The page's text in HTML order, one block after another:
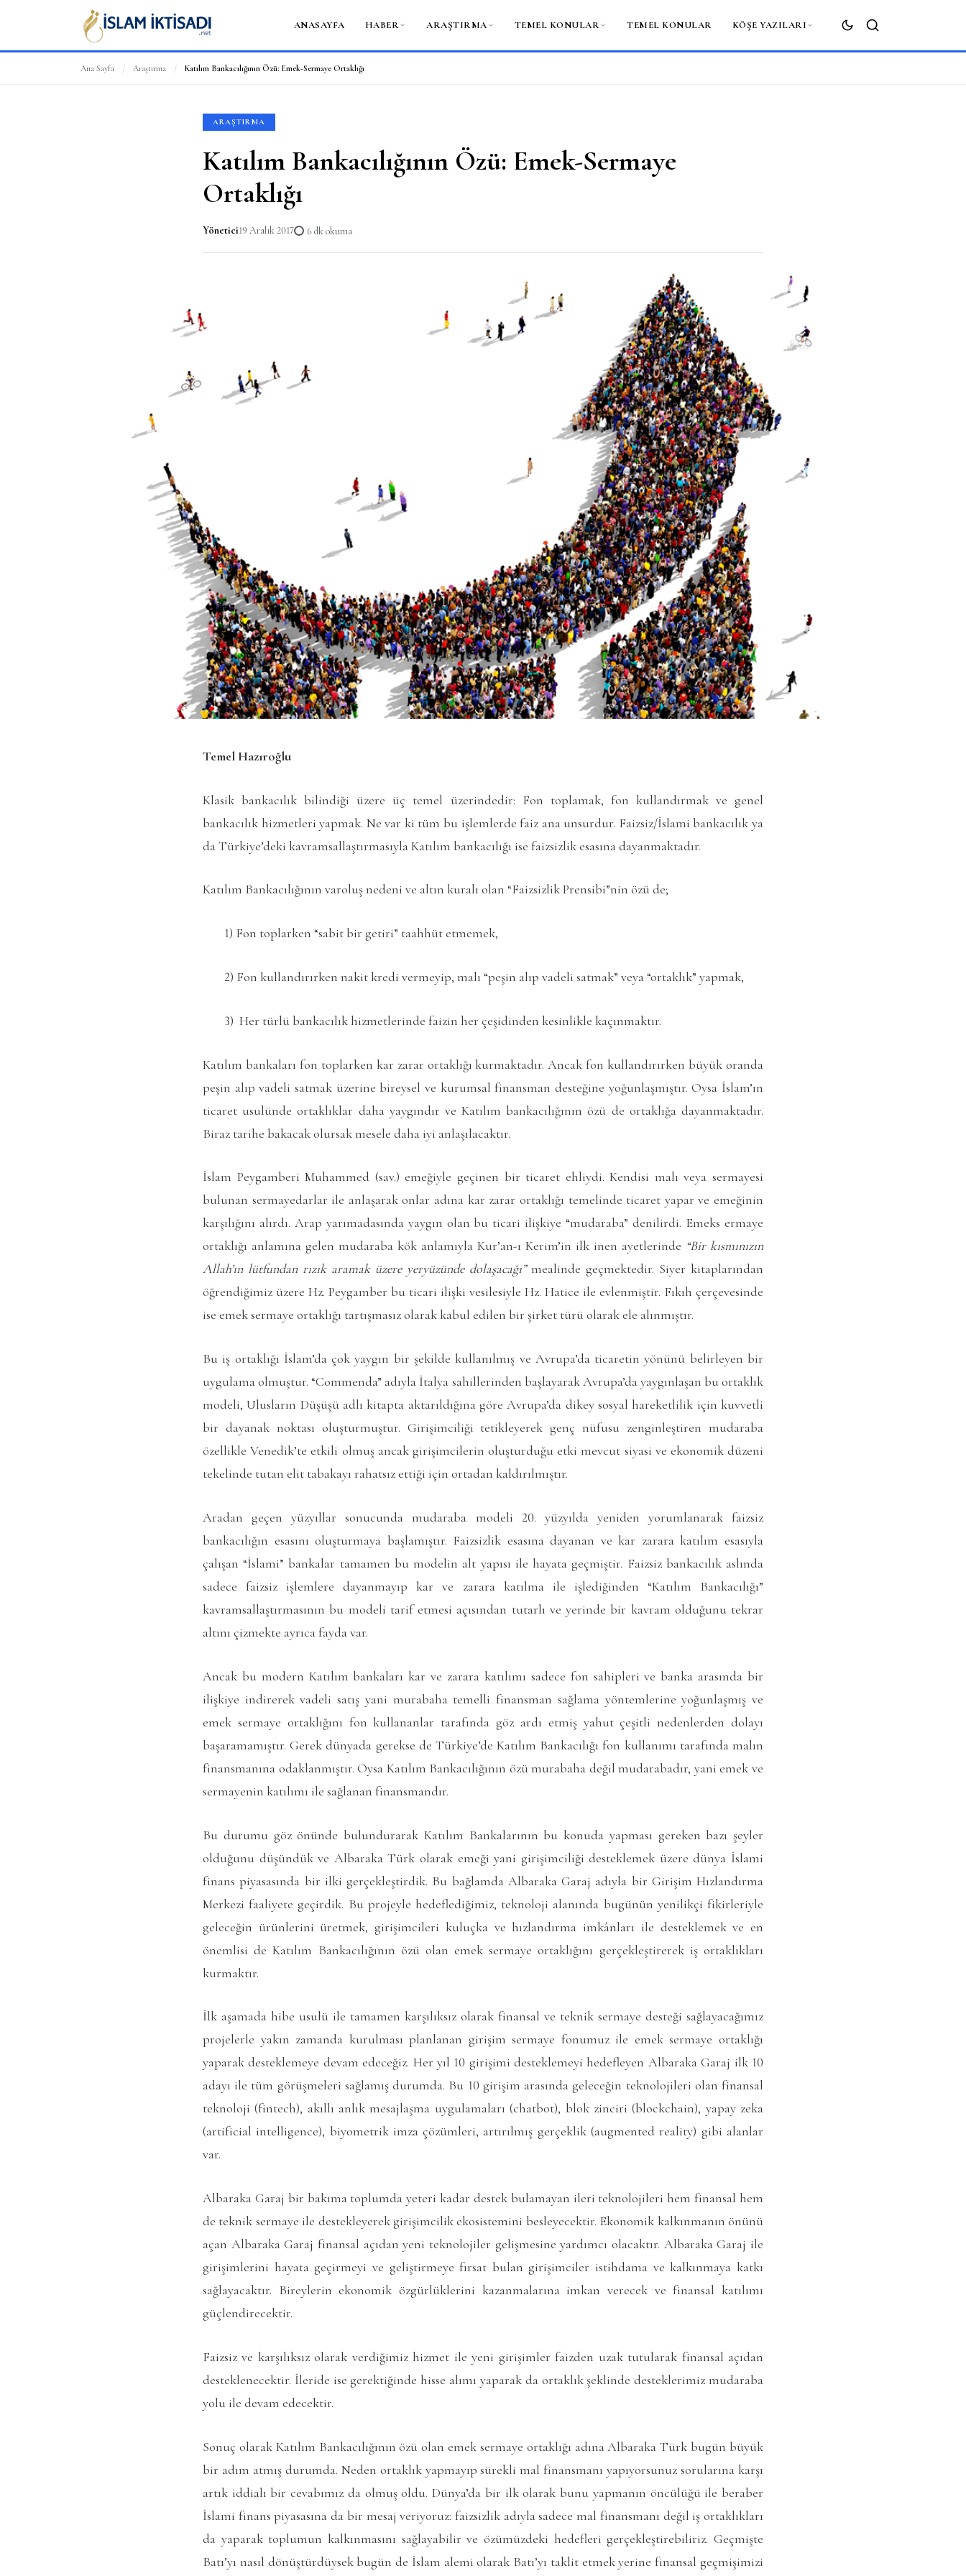
ANASAYFA HABER ARAŞTIRMA TEMEL KONULAR TEMEL KONULAR KÖŞE YAZILARI
ARA
Ana Sayfa / Araştırma / Katılım Bankacılığının Özü: Emek-Sermaye Ortaklığı
ARAŞTIRMA
Katılım Bankacılığının Özü: Emek-Sermaye
Ortaklığı
Yönetici19 Aralık 2017 6 dk okuma
Temel Hazıroğlu
Klasik bankacılık bilindiği üzere üç temel üzerindedir: Fon toplamak, fon kullandırmak ve genel
bankacılık hizmetleri yapmak. Ne var ki tüm bu işlemlerde faiz ana unsurdur. Faizsiz/İslami bankacılık ya
da Türkiye’deki kavramsallaştırmasıyla Katılım bankacılığı ise faizsizlik esasına dayanmaktadır.
Katılım Bankacılığının varoluş nedeni ve altın kuralı olan “Faizsizlik Prensibi”nin özü de;
1) Fon toplarken “sabit bir getiri” taahhüt etmemek,
2) Fon kullandırırken nakit kredi vermeyip, malı “peşin alıp vadeli satmak” veya “ortaklık” yapmak,
3) Her türlü bankacılık hizmetlerinde faizin her çeşidinden kesinlikle kaçınmaktır.
Katılım bankaları fon toplarken kar zarar ortaklığı kurmaktadır. Ancak fon kullandırırken büyük oranda
peşin alıp vadeli satmak üzerine bireysel ve kurumsal finansman desteğine yoğunlaşmıştır. Oysa İslam’ın
ticaret usulünde ortaklıklar daha yaygındır ve Katılım bankacılığının özü de ortaklığa dayanmaktadır.
Biraz tarihe bakacak olursak mesele daha iyi anlaşılacaktır.
İslam Peygamberi Muhammed (sav.) emeğiyle geçinen bir ticaret ehliydi. Kendisi malı veya sermayesi
bulunan sermayedarlar ile anlaşarak onlar adına kar zarar ortaklığı temelinde ticaret yapar ve emeğinin
karşılığını alırdı. Arap yarımadasında yaygın olan bu ticari ilişkiye “mudaraba” denilirdi. Emeks ermaye
ortaklığı anlamına gelen mudaraba kök anlamıyla Kur’an-ı Kerim’in ilk inen ayetlerinde “Bir kısmınızın
Allah’ın lütfundan rızık aramak üzere yeryüzünde dolaşacağı”mealinde geçmektedir. Siyer kitaplarından
öğrendiğimiz üzere Hz. Peygamber bu ticari ilişki vesilesiyle Hz. Hatice ile evlenmiştir. Fıkıh çerçevesinde
ise emek sermaye ortaklığı tartışmasız olarak kabul edilen bir şirket türü olarak ele alınmıştır.
Bu iş ortaklığı İslam’da çok yaygın bir şekilde kullanılmış ve Avrupa’da ticaretin yönünü belirleyen bir
uygulama olmuştur. “Commenda” adıyla İtalya sahillerinden başlayarak Avrupa’da yaygınlaşan bu ortaklık
modeli, Ulusların Düşüşü adlı kitapta aktarıldığına göre Avrupa’da dikey sosyal hareketlilik için kuvvetli
bir dayanak noktası oluşturmuştur. Girişimciliği tetikleyerek genç nüfusu zenginleştiren mudaraba
özellikle Venedik’te etkili olmuş ancak girişimcilerin oluşturduğu etki mevcut siyasi ve ekonomik düzeni
tekelinde tutan elit tabakayı rahatsız ettiği için ortadan kaldırılmıştır.
Aradan geçen yüzyıllar sonucunda mudaraba modeli 20. yüzyılda yeniden yorumlanarak faizsiz
bankacılığın esasını oluşturmaya başlamıştır. Faizsizlik esasına dayanan ve kar zarara katılım esasıyla
çalışan “İslami” bankalar tamamen bu modelin alt yapısı ile hayata geçmiştir. Faizsiz bankacılık aslında
sadece faizsiz işlemlere dayanmayıp kar ve zarara katılma ile işlediğinden “Katılım Bankacılığı”
kavramsallaştırmasının bu modeli tarif etmesi açısından tutarlı ve yerinde bir kavram olduğunu tekrar
altını çizmekte ayrıca fayda var.
Ancak bu modern Katılım bankaları kar ve zarara katılımı sadece fon sahipleri ve banka arasında bir
ilişkiye indirerek vadeli satış yani murabaha temelli finansman sağlama yöntemlerine yoğunlaşmış ve
emek sermaye ortaklığını fon kullananlar tarafında göz ardı etmiş yahut çeşitli nedenlerden dolayı
başaramamıştır. Gerek dünyada gerekse de Türkiye’de Katılım Bankacılığı fon kullanımı tarafında malın
finansmanına odaklanmıştır. Oysa Katılım Bankacılığının özü murabaha değil mudarabadır, yani emek ve
sermayenin katılımı ile sağlanan finansmandır.
Bu durumu göz önünde bulundurarak Katılım Bankalarının bu konuda yapması gereken bazı şeyler
olduğunu düşündük ve Albaraka Türk olarak emeği yani girişimciliği desteklemek üzere dünya İslami
finans piyasasında bir ilki gerçekleştirdik. Bu bağlamda Albaraka Garaj adıyla bir Girişim Hızlandırma
Merkezi faaliyete geçirdik. Bu projeyle hedeflediğimiz, teknoloji alanında bugünün yenilikçi fikirleriyle
geleceğin ürünlerini üretmek, girişimcileri kuluçka ve hızlandırma imkânları ile desteklemek ve en
önemlisi de Katılım Bankacılığının özü olan emek sermaye ortaklığını gerçekleştirerek iş ortaklıkları
kurmaktır.
İlk aşamada hibe usulü ile tamamen karşılıksız olarak finansal ve teknik sermaye desteği sağlayacağımız
projelerle yakın zamanda kurulması planlanan girişim sermaye fonumuz ile emek sermaye ortaklığı
yaparak desteklemeye devam edeceğiz. Her yıl 10 girişimi desteklemeyi hedefleyen Albaraka Garaj ilk 10
adayı ile tüm görüşmeleri sağlamış durumda. Bu 10 girişim arasında geleceğin teknolojileri olan finansal
teknoloji (fintech), akıllı anlık mesajlaşma uygulamaları (chatbot), blok zinciri (blockchain), yapay zeka
(artificial intelligence), biyometrik imza çözümleri, artırılmış gerçeklik (augmented reality) gibi alanlar
var.
Albaraka Garaj bir bakıma toplumda yeteri kadar destek bulamayan ileri teknolojileri hem finansal hem
de teknik sermaye ile destekleyerek girişimcilik ekosistemini besleyecektir. Ekonomik kalkınmanın önünü
açan Albaraka Garaj finansal açıdan yeni teknolojiler gelişmesine yardımcı olacaktır. Albaraka Garaj ile
girişimlerini hayata geçirmeyi ve geliştirmeye fırsat bulan girişimciler istihdama ve kalkınmaya katkı
sağlayacaktır. Bireylerin ekonomik özgürlüklerini kazanmalarına imkan verecek ve finansal katılımı
güçlendirecektir.
Faizsiz ve karşılıksız olarak verdiğimiz hizmet ile yeni girişimler faizden uzak tutularak finansal açıdan
desteklenecektir. İleride ise gerektiğinde hisse alımı yaparak da ortaklık şeklinde desteklerimiz mudaraba
yolu ile devam edecektir.
Sonuç olarak Katılım Bankacılığının özü olan emek sermaye ortaklığı adına Albaraka Türk bugün büyük
bir adım atmış durumda. Neden ortaklık yapmayıp sürekli mal finansmanı yapıyorsunuz sorularına karşı
artık iddialı bir cevabımız da olmuş oldu. Dünya’da bir ilk olarak bunu yapmanın öncülüğü ile beraber
İslami finans piyasasına da bir mesaj veriyoruz: faizsizlik adıyla sadece mal finansmanı değil iş ortaklıkları
da yaparak toplumun kalkınmasını sağlayabilir ve özümüzdeki hedefleri gerçekleştirebiliriz. Geçmişte
Batı’yı nasıl dönüştürdüysek bugün de İslam alemi olarak Batı’yı taklit etmek yerine finansal geçmişimizi